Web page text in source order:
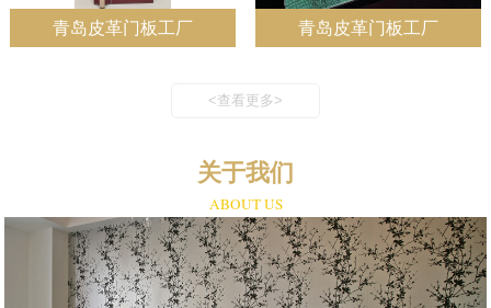
青岛皮革门板工厂 青岛皮革门板工厂
<查看更多>
关于我们
ABOUT US